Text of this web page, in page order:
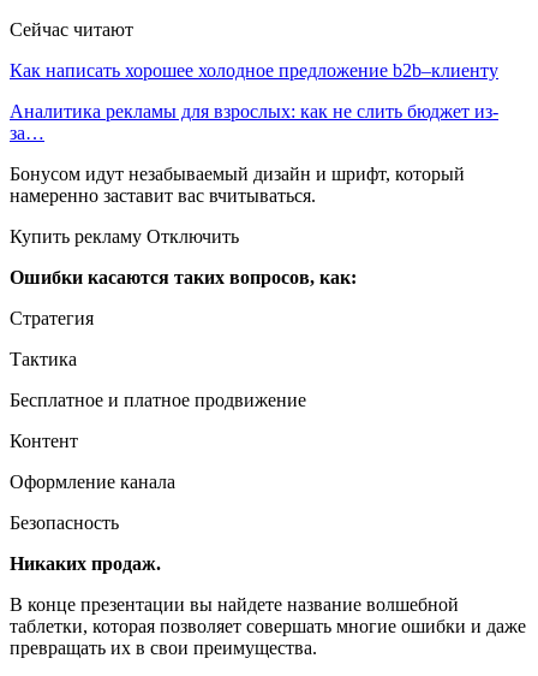
Сейчас читают
Как написать хорошее холодное предложение b2b–клиенту
Аналитика рекламы для взрослых: как не слить бюджет из-
за…
Бонусом идут незабываемый дизайн и шрифт, который
намеренно заставит вас вчитываться.
Купить рекламу Отключить
Ошибки касаются таких вопросов, как:
Стратегия
Тактика
Бесплатное и платное продвижение
Контент
Оформление канала
Безопасность
Никаких продаж.
В конце презентации вы найдете название волшебной
таблетки, которая позволяет совершать многие ошибки и даже
превращать их в свои преимущества.